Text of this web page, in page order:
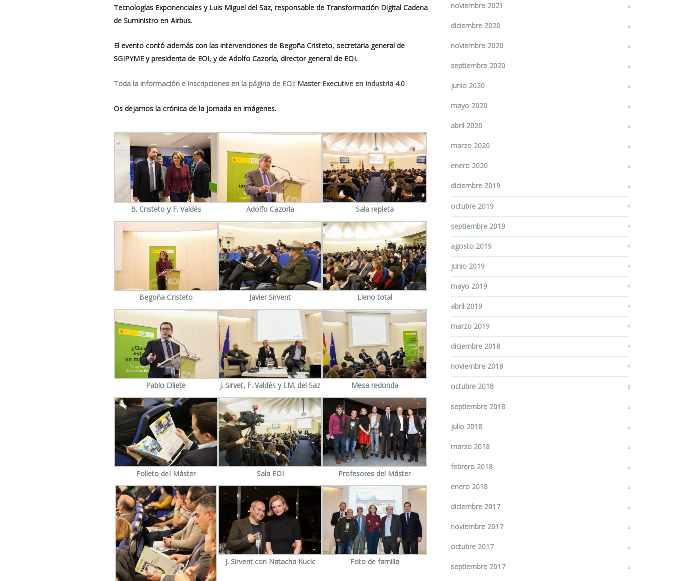
Tecnologías Exponenciales y Luis Miguel del Saz, responsable de Transformación Digital Cadena
de Suministro en Airbus.
El evento contó además con las intervenciones de Begoña Cristeto, secretaria general de
SGIPYME y presidenta de EOI, y de Adolfo Cazorla, director general de EOI.
Toda la información e inscripciones en la página de EOI: Master Executive en Industria 4.0
Os dejamos la crónica de la jornada en imágenes.
B. Cristeto y F. Valdés Adolfo Cazorla Sala repleta
Begoña Cristeto Javier Sirvent Lleno total
Pablo Oliete J. Sirvet, F. Valdés y LM. del Saz Mesa redonda
Folleto del Máster Sala EOI Profesores del Máster
J. Sirvent con Natacha Kucic Foto de familia
noviembre 2021
diciembre 2020
noviembre 2020
septiembre 2020
junio 2020
mayo 2020
abril 2020
marzo 2020
enero 2020
diciembre 2019
octubre 2019
septiembre 2019
agosto 2019
junio 2019
mayo 2019
abril 2019
marzo 2019
diciembre 2018
noviembre 2018
octubre 2018
septiembre 2018
julio 2018
marzo 2018
febrero 2018
enero 2018
diciembre 2017
noviembre 2017
octubre 2017
septiembre 2017